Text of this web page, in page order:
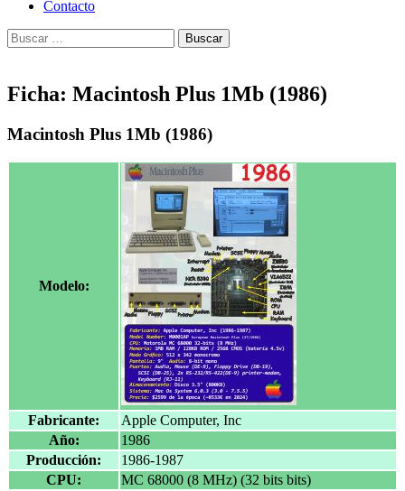
Contacto
Buscar:
Ficha: Macintosh Plus 1Mb (1986)
Macintosh Plus 1Mb (1986)
Modelo:
Fabricante:
Apple Computer, Inc
Año:
1986
Producción:
1986-1987
CPU:
MC 68000 (8 MHz) (32 bits bits)